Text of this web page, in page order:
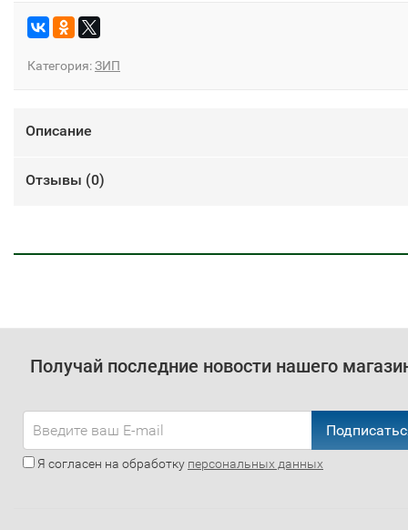
Категория:ЗИП
Описание
Отзывы (0)
Получай последние новости нашего
Я согласен на обработку персональных данных